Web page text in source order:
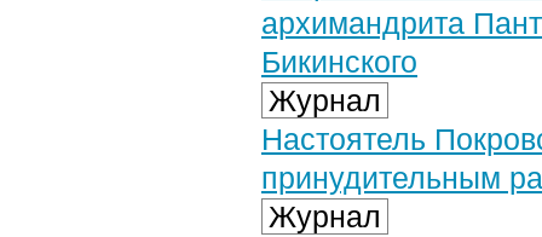
архимандрита
Бикинского
Журнал
Настоятель
принудительным
Журнал